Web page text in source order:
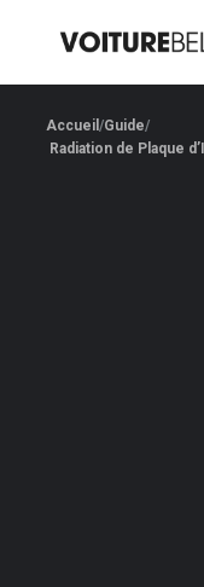
Accueil Guide
Radiation de Plaque